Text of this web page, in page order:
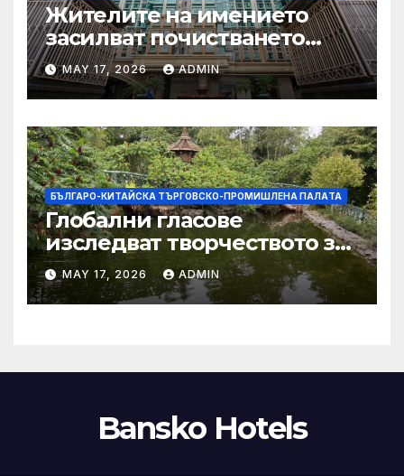
Жителите на имението
засилват почистването
след първия случай на
хепатит на плъхове в града
тази година
MAY 17, 2026 ADMIN
БЪЛГАРО-КИТАЙСКА ТЪРГОВСКО-ПРОМИШЛЕНА ПАЛAТА
Глобални гласове
изследват творчеството за
устойчиви градове в Wuxi
MAY 17, 2026 ADMIN
Bansko Hotels